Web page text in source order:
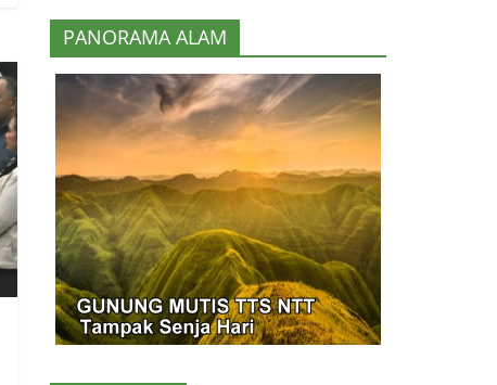
PANORAMA ALAM